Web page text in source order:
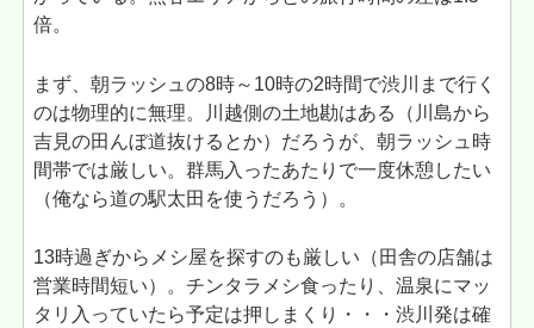
倍。
まず、朝ラッシュの8時～10時の2時間で渋川まで行く
のは物理的に無理。川越側の土地勘はある（川島から
吉見の田んぼ道抜けるとか）だろうが、朝ラッシュ時
間帯では厳しい。群馬入ったあたりで一度休憩したい
（俺なら道の駅太田を使うだろう）。
13時過ぎからメシ屋を探すのも厳しい（田舎の店舗は
営業時間短い）。チンタラメシ食ったり、温泉にマッ
タリ入っていたら予定は押しまくり・・・渋川発は確